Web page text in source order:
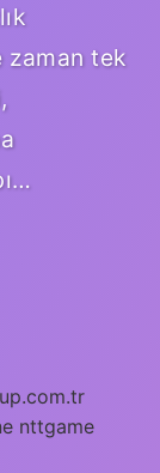
zaman tek
nttgame